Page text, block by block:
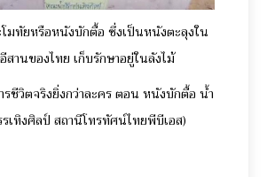
มทัยหรือหนังบักตื้อ ซึ่งเป็นหนังตะลุงใน
สานของไทย เก็บรักษาอยู่ในลังไม้
รชีวิตจริงยิ่งกว่าละคร ตอน หนังบักตื้อ น้ำ
เทิงศิลป์ สถานีโทรทัศน์ไทยพีบีเอส)